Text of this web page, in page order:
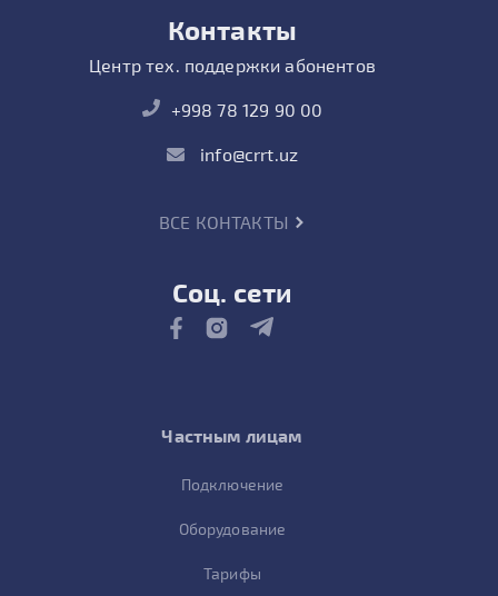
Контакты
Центр тех. поддержки абонентов
+998 78 129 90 00
info@crrt.uz
ВСЕ КОНТАКТЫ
Соц. сети
Частным лицам
Подключение
Оборудование
Тарифы